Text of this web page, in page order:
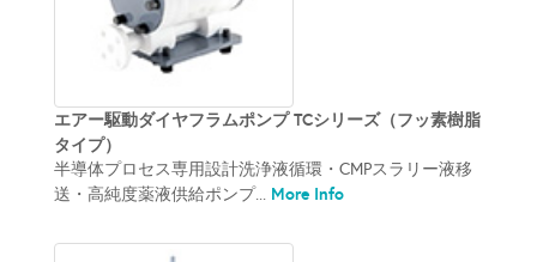
エアー駆動ダイヤフラムポンプ TCシリーズ（フッ素樹脂
タイプ）
半導体プロセス専用設計洗浄液循環・CMPスラリー液移
送・高純度薬液供給ポンプ... More Info